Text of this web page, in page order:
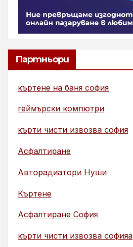
Партньори
къртене на баня софия
геймърски компютри
кърти чисти извозва софия
Асфалтиране
Авторадиатори Нуши
Къртене
Асфалтиране София
кърти чисти извозва софияа